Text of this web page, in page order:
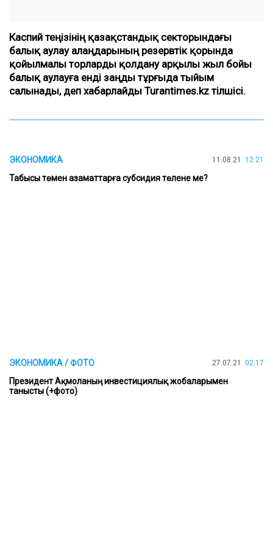
Каспий теңізінің қазақстандық секторындағы
балық аулау алаңдарының резервтік қорында
қойылмалы торларды қолдану арқылы жыл бойы
балық аулауға енді заңды тұрғыда тыйым
салынады, деп хабарлайды Turantimes.kz тілшісі.
ЭКОНОМИКА 11.08.21 12:21
Табысы төмен азаматтарға субсидия төлене ме?
ЭКОНОМИКА / ФОТО 27.07.21 02:17
Президент Ақмоланың инвестициялық жобаларымен
танысты (+фото)